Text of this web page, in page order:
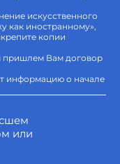
искусственного
как иностранному»,
копии
пришлем Вам договор
информацию о начале
или